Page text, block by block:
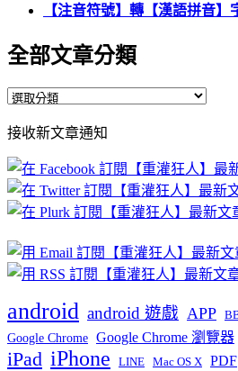
【注音符號】轉【漢語拼音】
全部文章分類
全
文
章
分
類
接收新文章通知
android android 遊戲 APP
Google Chrome Google Chrome 瀏覽器
iPad iPhone LINE Mac OS X PDF